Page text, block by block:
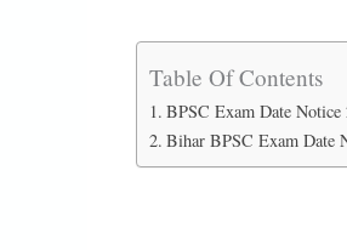
Table Of Contents
BPSC Exam Date Notice
Bihar BPSC Exam Date